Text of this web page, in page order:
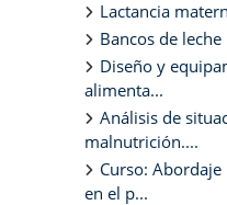
Lactancia
Bancos de
Diseño y
alimenta...
Análisis de
malnutrición....
Curso:
en el p...